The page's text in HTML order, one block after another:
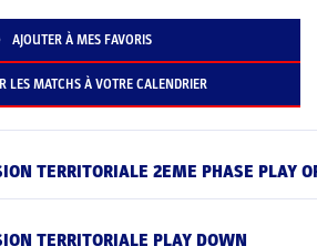
AJOUTER À MES FAVORIS
LES MATCHS À VOTRE CALENDRIER
TERRITORIALE 2EME PHASE PLAY
TERRITORIALE PLAY DOWN